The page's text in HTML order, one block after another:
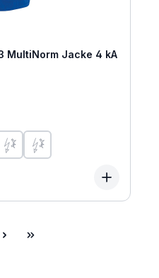
MultiNorm Jacke 4 kA